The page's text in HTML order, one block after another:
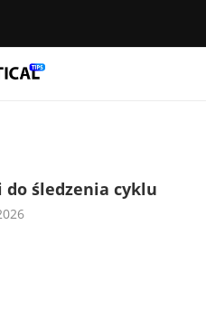
śledzenia cyklu